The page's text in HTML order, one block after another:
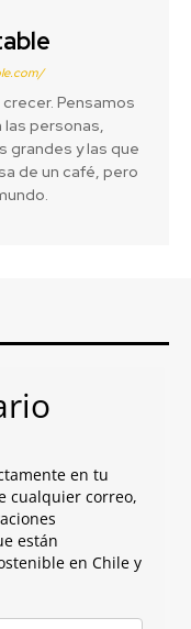
Pensamos
personas,
grandes y las que
de un café, pero
en tu
cualquier correo,
están
en Chile y